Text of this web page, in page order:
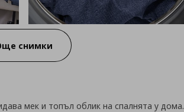
снимки
мек и топъл облик на спалнята у дома.